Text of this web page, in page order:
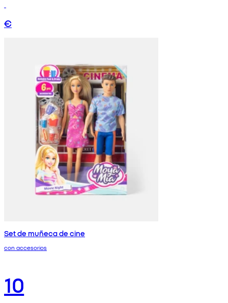
€
Set de muñeca de cine
con accesorios
10